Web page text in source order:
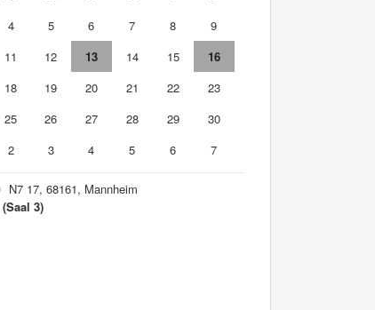
4 5 6 7 8
9
11 12 13 14 15
16
18 19 20 21 22
23
25 26 27 28 29
30
2 3 4 5 6 7
N7 17, 68161, Mannheim
3)